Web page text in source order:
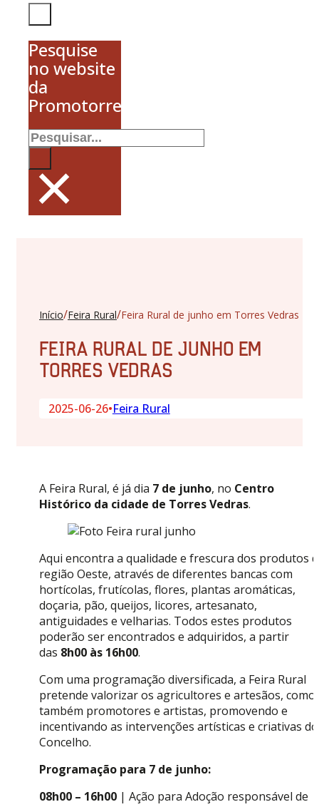
Pesquise
no website
da
Promotorres
Pesquisar
×
Início/Feira Rural/Feira Rural de junho em Torres Vedras
FEIRA RURAL DE JUNHO EM
TORRES VEDRAS
2025-06-26•Feira Rural
A Feira Rural, é já dia 7 de junho, no Centro
Histórico da cidade de Torres Vedras.
Aqui encontra a qualidade e frescura dos produtos
região Oeste, através de diferentes bancas com
hortícolas, frutícolas, flores, plantas aromáticas,
doçaria, pão, queijos, licores, artesanato,
antiguidades e velharias. Todos estes produtos
poderão ser encontrados e adquiridos, a partir
das 8h00 às 16h00.
Com uma programação diversificada, a Feira Rural
pretende valorizar os agricultores e artesãos, como
também promotores e artistas, promovendo e
incentivando as intervenções artísticas e criativas do
Concelho.
Programação para 7 de junho:
08h00 – 16h00 | Ação para Adoção responsável de